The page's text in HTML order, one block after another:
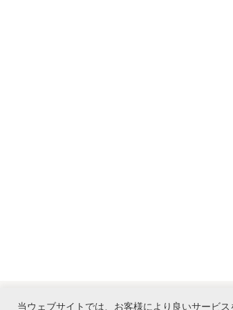
当ウェブサイトでは、お客様により良いサービ